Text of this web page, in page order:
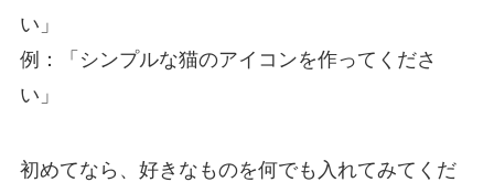
い」
例：「シンプルな猫のアイコンを作ってくださ
い」
初めてなら、好きなものを何でも入れてみてくだ